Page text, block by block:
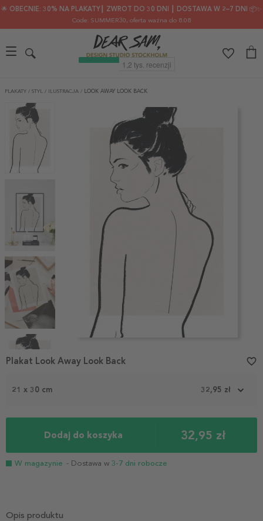
🌟 OBECNIE: 30% NA PLAKATY┃ ZWROT DO 30 DNI ┃ DOSTAWA W 2–7 DNI 📦✨
Code: SUMMER30, oferta ważna do 8.08
PLAKATY / STYL / ILUSTRACJA / LOOK AWAY LOOK BACK
1
21 x 30 cm 32,95 zł
Dodaj do koszyka 32,95 zł
W magazynie - Dostawa w 3-7 dni robocze
Plakat Look Away Look Back favorite_border
Opis produktu